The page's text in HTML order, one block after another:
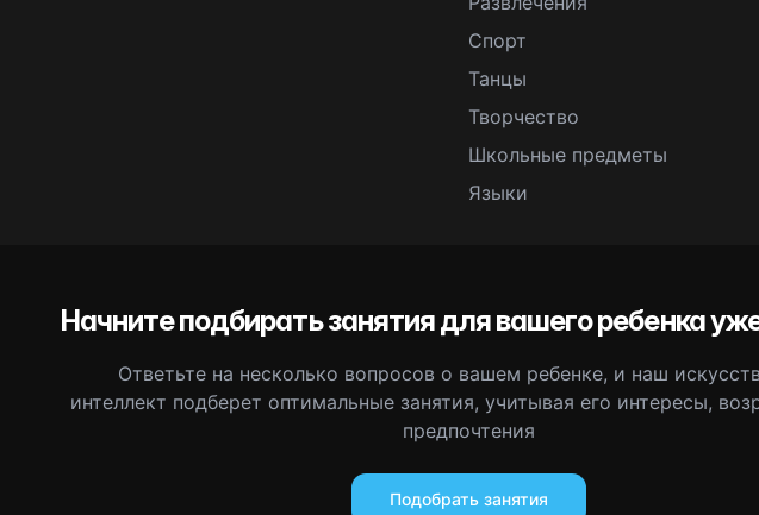
Спорт
Танцы
Творчество
Школьные предметы
Языки
Начните подбирать занятия для вашего ребенка
Ответьте на несколько вопросов о вашем ребенке, и наш
интеллект подберет оптимальные занятия, учитывая его интересы,
предпочтения
Подобрать занятия